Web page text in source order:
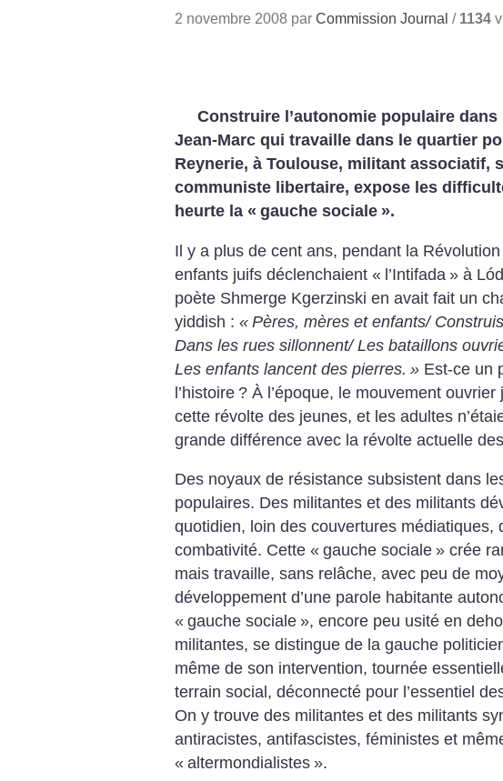
2 novembre 2008 par Commission Journal / 1134
Construire l’autonomie populaire
Jean-Marc qui travaille dans le quartier
Reynerie, à Toulouse, militant associatif,
communiste libertaire, expose les
heurte la « gauche sociale ».
Il y a plus de cent ans, pendant la
enfants juifs déclenchaient « l’Intifada » à
poète Shmerge Kgerzinski en avait fait un
yiddish : « Pères, mères et enfants/
Dans les rues sillonnent/ Les bataillons
Les enfants lancent des pierres. » Est-ce un
l’histoire ? À l’époque, le mouvement
cette révolte des jeunes, et les adultes
grande différence avec la révolte actuelle
Des noyaux de résistance subsistent dans
populaires. Des militantes et des militants
quotidien, loin des couvertures médiatiques,
combativité. Cette « gauche sociale » crée
mais travaille, sans relâche, avec peu de
développement d’une parole habitante
« gauche sociale », encore peu usité en
militantes, se distingue de la gauche
même de son intervention, tournée
terrain social, déconnecté pour l’essentiel
On y trouve des militantes et des militants
antiracistes, antifascistes, féministes et
« altermondialistes ».